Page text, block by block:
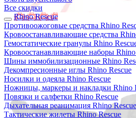
Все скидки
Rhino Rescue
Противоожоговые средства Rhino
Кровоостанавливающие средства
Гемостатические гранулы Rhino
Кровоостанавливающие наборы Rhino
Шины иммобилизационные Rhino
Декомпресионные иглы Rhino Rescue
Носилки и одеяла Rhino Rescue
Ножницы, маркеры и накладки Rhino
Повязки и салфетки Rhino Rescue
Дыхательная реанимация Rhino Rescue
Тактические жилеты Rhino Rescue